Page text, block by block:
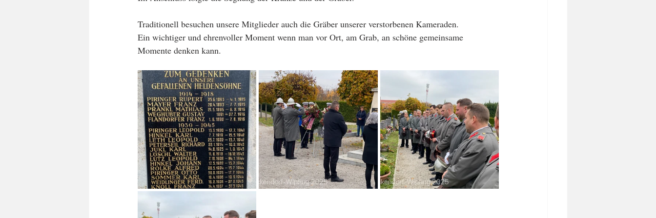
Traditionell besuchen unsere Mitglieder auch die Gräber unserer verstorbenen Kameraden.
Ein wichtiger und ehrenvoller Moment wenn man vor Ort, am Grab, an schöne gemeinsame
Momente denken kann.